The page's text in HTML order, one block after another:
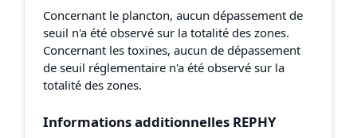
Concernant le plancton, aucun dépassement de
seuil n'a été observé sur la totalité des zones.
Concernant les toxines, aucun de dépassement
de seuil réglementaire n'a été observé sur la
totalité des zones.
Informations additionnelles REPHY